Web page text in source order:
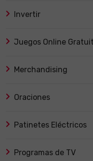
Invertir
Juegos Online
Merchandising
Oraciones
Patinetes Eléctricos
Programas de TV